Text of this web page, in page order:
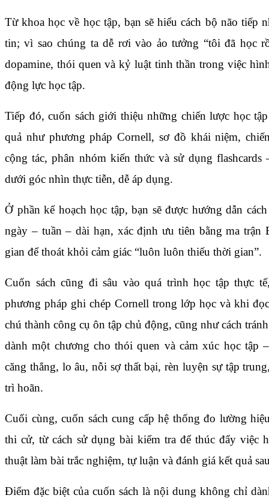
Từ khoa học về học tập, bạn sẽ hiểu cách bộ não tiếp
tin; vì sao chúng ta dễ rơi vào ảo tưởng “tôi đã học
dopamine, thói quen và kỷ luật tinh thần trong việc
động lực học tập.
Tiếp đó, cuốn sách giới thiệu những chiến lược học
quả như phương pháp Cornell, sơ đồ khái niệm,
cộng tác, phân nhóm kiến thức và sử dụng
dưới góc nhìn thực tiễn, dễ áp dụng.
Ở phần kế hoạch học tập, bạn sẽ được hướng dẫn
ngày – tuần – dài hạn, xác định ưu tiên bằng ma trận
gian để thoát khỏi cảm giác “luôn luôn thiếu thời gian”.
Cuốn sách cũng đi sâu vào quá trình học tập thực
phương pháp ghi chép Cornell trong lớp học và khi
chú thành công cụ ôn tập chủ động, cũng như cách
dành một chương cho thói quen và cảm xúc học tập
căng thẳng, lo âu, nỗi sợ thất bại, rèn luyện sự tập
trì hoãn.
Cuối cùng, cuốn sách cung cấp hệ thống đo lường
thi cử, từ cách sử dụng bài kiểm tra để thúc đẩy việc
thuật làm bài trắc nghiệm, tự luận và đánh giá kết quả
Điểm đặc biệt của cuốn sách là nội dung không chỉ